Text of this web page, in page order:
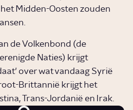
Midden-Oosten zouden
de Volkenbond (de
Naties) krijgt
over wat vandaag Syrië
Brittannië krijgt het
Trans-Jordanië en Irak.